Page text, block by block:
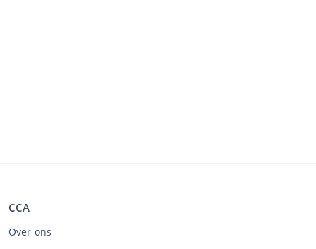
CCA
Over ons